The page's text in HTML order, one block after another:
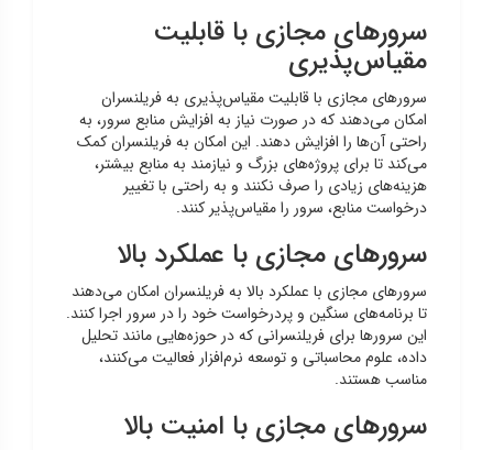
سرورهای مجازی با قابلیت
مقیاس‌پذیری
سرورهای مجازی با قابلیت مقیاس‌پذیری به فریلنسران
امکان می‌دهند که در صورت نیاز به افزایش منابع سرور، به
راحتی آن‌ها را افزایش دهند. این امکان به فریلنسران کمک
می‌کند تا برای پروژه‌های بزرگ و نیازمند به منابع بیشتر،
هزینه‌های زیادی را صرف نکنند و به راحتی با تغییر
درخواست منابع، سرور را مقیاس‌پذیر کنند.
سرورهای مجازی با عملکرد بالا
سرورهای مجازی با عملکرد بالا به فریلنسران امکان می‌دهند
تا برنامه‌های سنگین و پردرخواست خود را در سرور اجرا کنند.
این سرورها برای فریلنسرانی که در حوزه‌هایی مانند تحلیل
داده، علوم محاسباتی و توسعه نرم‌افزار فعالیت می‌کنند،
مناسب هستند.
سرورهای مجازی با امنیت بالا